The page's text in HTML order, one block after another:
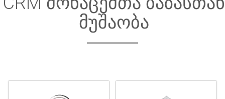
მუშაობა